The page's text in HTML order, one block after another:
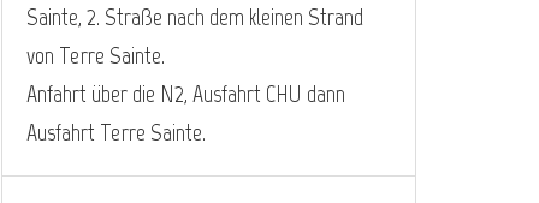
Sainte, 2. Straße nach dem kleinen Strand
von Terre Sainte.
Anfahrt über die N2, Ausfahrt CHU dann
Ausfahrt Terre Sainte.